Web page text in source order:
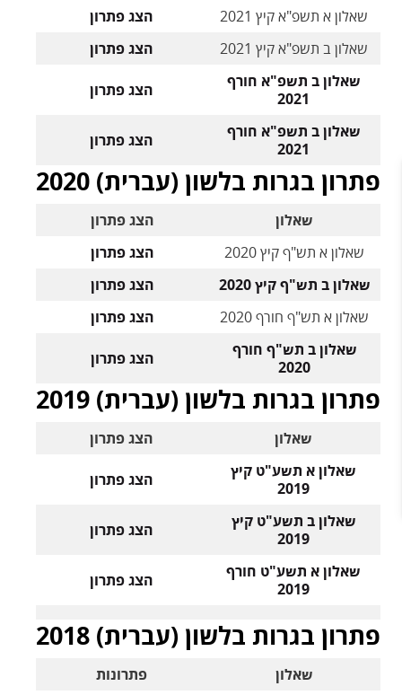
שאלון א תשפ"א קיץ 2021
הצג פתרון
שאלון ב תשפ"א קיץ 2021
הצג פתרון
שאלון ב תשפ"א חורף
2021
הצג פתרון
שאלון ב תשפ"א חורף
2021
הצג פתרון
פתרון בגרות בלשון (עברית) 2020
שאלון
הצג פתרון
שאלון א תש"ף קיץ 2020
הצג פתרון
שאלון ב תש"ף קיץ 2020
הצג פתרון
שאלון א תש"ף חורף 2020
הצג פתרון
שאלון ב תש"ף חורף
2020
הצג פתרון
פתרון בגרות בלשון (עברית) 2019
שאלון
הצג פתרון
שאלון א תשע"ט קיץ
2019
הצג פתרון
שאלון ב תשע"ט קיץ
2019
הצג פתרון
שאלון א תשע"ט חורף
2019
הצג פתרון
פתרון בגרות בלשון (עברית) 2018
שאלון
פתרונות